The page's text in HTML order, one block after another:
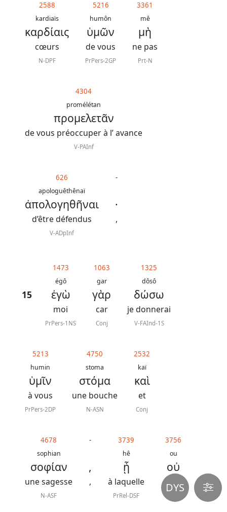
2588
kardiaïs
καρδίαις
cœurs
N-DPF
5216
humôn
ὑμῶν
de vous
PrPers-2GP
3361
mê
μὴ
ne pas
Prt-N
4304
promélétan
προμελετᾶν
de vous préoccuper à l’ avance
V-PAInf
626
apologuêthênaï
ἀπολογηθῆναι
d’être défendus
V-ADpInf
-
·
,
15
1473
égô
ἐγὼ
moi
PrPers-1NS
1063
gar
γὰρ
car
Conj
1325
dôsô
δώσω
je donnerai
V-FAInd-1S
5213
humin
ὑμῖν
à vous
PrPers-2DP
4750
stoma
στόμα
une bouche
N-ASN
2532
kaï
καὶ
et
Conj
4678
sophian
σοφίαν
une sagesse
N-ASF
-
,
,
3739
hê
ᾗ
à laquelle
PrRel-DSF
3756
ou
οὐ
ne pas
DYS